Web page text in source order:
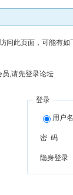
问此页面，可能有如
,请先登录论坛
登录
用户名
密 码
隐身登录